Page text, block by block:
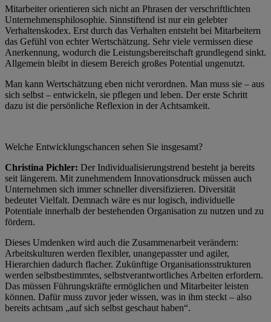
Mitarbeiter orientieren sich nicht an Phrasen der verschriftlichten
Unternehmensphilosophie. Sinnstiftend ist nur ein gelebter
Verhaltenskodex. Erst durch das Verhalten entsteht bei Mitarbeitern
das Gefühl von echter Wertschätzung. Sehr viele vermissen diese
Anerkennung, wodurch die Leistungsbereitschaft grundlegend sinkt.
Allgemein bleibt in diesem Bereich großes Potential ungenutzt.
Man kann Wertschätzung eben nicht verordnen. Man muss sie – aus
sich selbst – entwickeln, sie pflegen und leben. Der erste Schritt
dazu ist die persönliche Reflexion in der Achtsamkeit.
Welche Entwicklungschancen sehen Sie insgesamt?
Christina Pichler: Der Individualisierungstrend besteht ja bereits
seit längerem. Mit zunehmendem Innovationsdruck müssen auch
Unternehmen sich immer schneller diversifizieren. Diversität
bedeutet Vielfalt. Demnach wäre es nur logisch, individuelle
Potentiale innerhalb der bestehenden Organisation zu nutzen und zu
fördern.
Dieses Umdenken wird auch die Zusammenarbeit verändern:
Arbeitskulturen werden flexibler, unangepasster und agiler,
Hierarchien dadurch flacher. Zukünftige Organisationsstrukturen
werden selbstbestimmtes, selbstverantwortliches Arbeiten erfordern.
Das müssen Führungskräfte ermöglichen und Mitarbeiter leisten
können. Dafür muss zuvor jeder wissen, was in ihm steckt – also
bereits achtsam „auf sich selbst geschaut haben“.